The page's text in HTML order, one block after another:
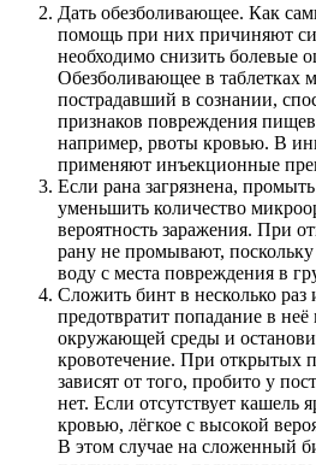
Дать обезболивающее. Как
помощь при них причиняют
необходимо снизить болевые
Обезболивающее в таблетках
пострадавший в сознании,
признаков повреждения
например, рвоты кровью. В
применяют инъекционные
Если рана загрязнена,
уменьшить количество
вероятность заражения. При
рану не промывают, поскольку
воду с места повреждения в
Сложить бинт в несколько раз
предотвратит попадание в
окружающей среды и
кровотечение. При открытых
зависят от того, пробито у
нет. Если отсутствует кашель
кровью, лёгкое с высокой
В этом случае на сложенный